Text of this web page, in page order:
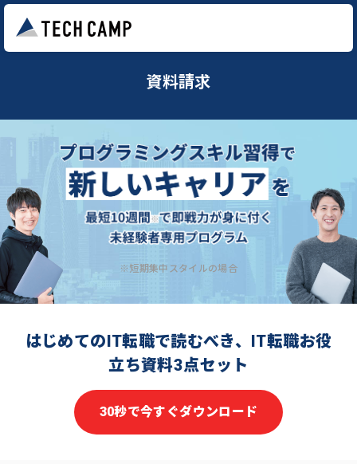
資料請求
※短期集中スタイルの場合
はじめてのIT転職で読むべき、IT転職お役
立ち資料3点セット
30秒で今すぐダウンロード